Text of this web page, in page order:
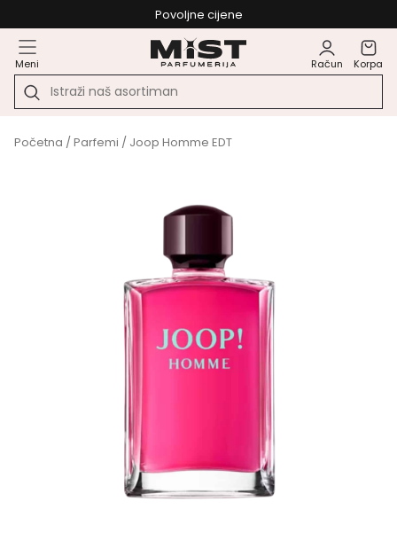
Povoljne cijene
Meni Račun Korpa
Početna /Parfemi / Joop Homme EDT